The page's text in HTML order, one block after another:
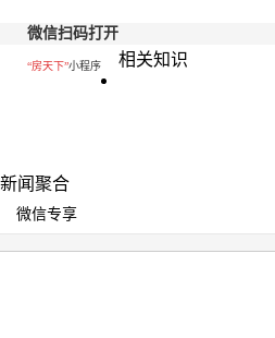
微信扫码打开
“房天下”小程序 相关知识
新闻聚合
微信专享